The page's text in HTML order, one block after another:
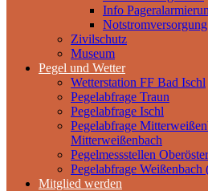
Info
Zivilschutz
Museum
Pegel und Wetter
Wetterstation FF Bad Ischl
Pegelabfrage Traun
Pegelabfrage Ischl
Pegelabfrage
Mitterweißenbach
Pegelmessstellen
Pegelabfrage Weißenbach
Mitglied werden